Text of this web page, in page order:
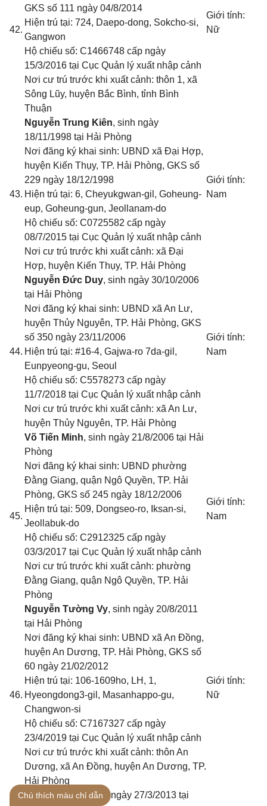
42.
GKS số 111 ngày 04/8/2014
Hiện trú tại: 724, Daepo-dong, Sokcho-si,
Gangwon
Hộ chiếu số: C1466748 cấp ngày
15/3/2016 tại Cục Quản lý xuất nhập cảnh
Nơi cư trú trước khi xuất cảnh: thôn 1, xã
Sông Lũy, huyện Bắc Bình, tỉnh Bình
Thuận
Giới tính:
Nữ
43.
Nguyễn Trung Kiên, sinh ngày
18/11/1998 tại Hải Phòng
Nơi đăng ký khai sinh: UBND xã Đại Hợp,
huyện Kiến Thụy, TP. Hải Phòng, GKS số
229 ngày 18/12/1998
Hiện trú tại: 6, Cheyukgwan-gil, Goheung-
eup, Goheung-gun, Jeollanam-do
Hộ chiếu số: C0725582 cấp ngày
08/7/2015 tại Cục Quản lý xuất nhập cảnh
Nơi cư trú trước khi xuất cảnh: xã Đại
Hợp, huyện Kiến Thụy, TP. Hải Phòng
Giới tính:
Nam
44.
Nguyễn Đức Duy, sinh ngày 30/10/2006
tại Hải Phòng
Nơi đăng ký khai sinh: UBND xã An Lư,
huyện Thủy Nguyên, TP. Hải Phòng, GKS
số 350 ngày 23/11/2006
Hiện trú tại: #16-4, Gajwa-ro 7da-gil,
Eunpyeong-gu, Seoul
Hộ chiếu số: C5578273 cấp ngày
11/7/2018 tại Cục Quản lý xuất nhập cảnh
Nơi cư trú trước khi xuất cảnh: xã An Lư,
huyện Thủy Nguyên, TP. Hải Phòng
Giới tính:
Nam
45.
Võ Tiến Minh, sinh ngày 21/8/2006 tại Hải
Phòng
Nơi đăng ký khai sinh: UBND phường
Đằng Giang, quận Ngô Quyền, TP. Hải
Phòng, GKS số 245 ngày 18/12/2006
Hiện trú tại: 509, Dongseo-ro, Iksan-si,
Jeollabuk-do
Hộ chiếu số: C2912325 cấp ngày
03/3/2017 tại Cục Quản lý xuất nhập cảnh
Nơi cư trú trước khi xuất cảnh: phường
Đằng Giang, quận Ngô Quyền, TP. Hải
Phòng
Giới tính:
Nam
46.
Nguyễn Tường Vy, sinh ngày 20/8/2011
tại Hải Phòng
Nơi đăng ký khai sinh: UBND xã An Đồng,
huyện An Dương, TP. Hải Phòng, GKS số
60 ngày 21/02/2012
Hiện trú tại: 106-1609ho, LH, 1,
Hyeongdong3-gil, Masanhappo-gu,
Changwon-si
Hộ chiếu số: C7167327 cấp ngày
23/4/2019 tại Cục Quản lý xuất nhập cảnh
Nơi cư trú trước khi xuất cảnh: thôn An
Dương, xã An Đồng, huyện An Dương, TP.
Hải Phòng
Giới tính:
Nữ
Trình Yến Nhi, sinh ngày 27/3/2013 tại
Chú thích màu chỉ dẫn